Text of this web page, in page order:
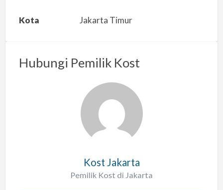
a
s
Kota Jakarta Timur
Hubungi Pemilik Kost
Kost Jakarta
Pemilik Kost di Jakarta